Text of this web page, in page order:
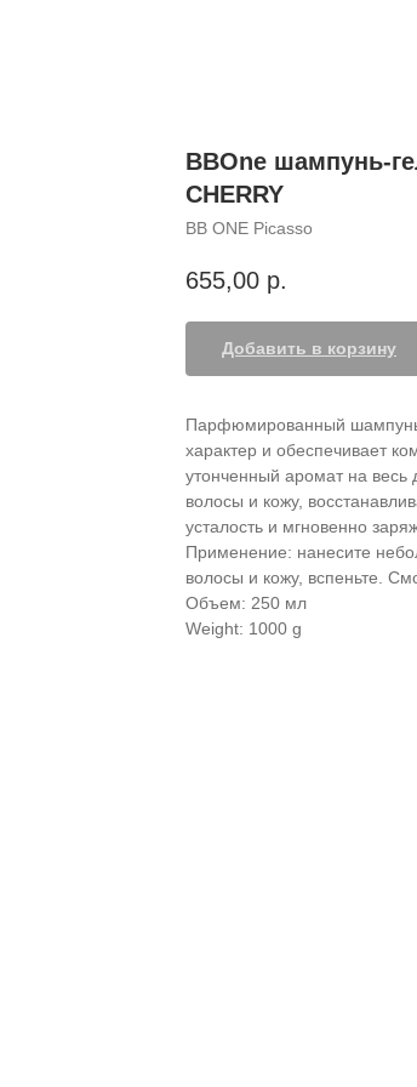
BBOne шампунь-
CHERRY
BB ONE Picasso
655,00 р.
Добавить в корзину
Парфюмированный
характер и обеспечивает
утонченный аромат на весь
волосы и кожу,
усталость и мгновенно
Применение: нанесите
волосы и кожу, вспеньте.
Объем: 250 мл
Weight: 1000 g